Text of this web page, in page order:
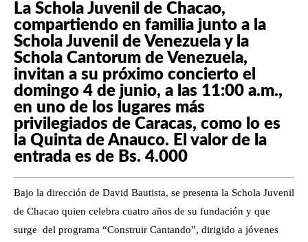
La Schola Juvenil de Chacao,
compartiendo en familia junto a la
Schola Juvenil de Venezuela y la
Schola Cantorum de Venezuela,
invitan a su próximo concierto el
domingo 4 de junio, a las 11:00 a.m.,
en uno de los lugares más
privilegiados de Caracas, como lo es
la Quinta de Anauco. El valor de la
entrada es de Bs. 4.000
Bajo la dirección de David Bautista, se presenta la Schola Juvenil
de Chacao quien celebra cuatro años de su fundación y que
surge del programa “Construir Cantando”, dirigido a jóvenes